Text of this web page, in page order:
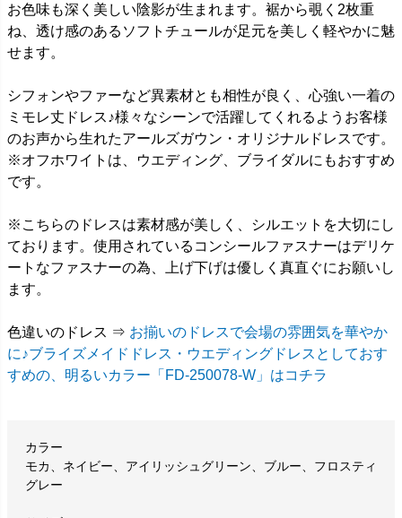
お色味も深く美しい陰影が生まれます。裾から覗く2枚重
ね、透け感のあるソフトチュールが足元を美しく軽やかに魅
せます。
シフォンやファーなど異素材とも相性が良く、心強い一着の
ミモレ丈ドレス♪様々なシーンで活躍してくれるようお客様
のお声から生れたアールズガウン・オリジナルドレスです。
※オフホワイトは、ウエディング、ブライダルにもおすすめ
です。
※こちらのドレスは素材感が美しく、シルエットを大切にし
ております。使用されているコンシールファスナーはデリケ
ートなファスナーの為、上げ下げは優しく真直ぐにお願いし
ます。
色違いのドレス ⇒ お揃いのドレスで会場の雰囲気を華やか
に♪ブライズメイドドレス・ウエディングドレスとしておす
すめの、明るいカラー「FD-250078-W」はコチラ
カラー
モカ、ネイビー、アイリッシュグリーン、ブルー、フロスティ
グレー